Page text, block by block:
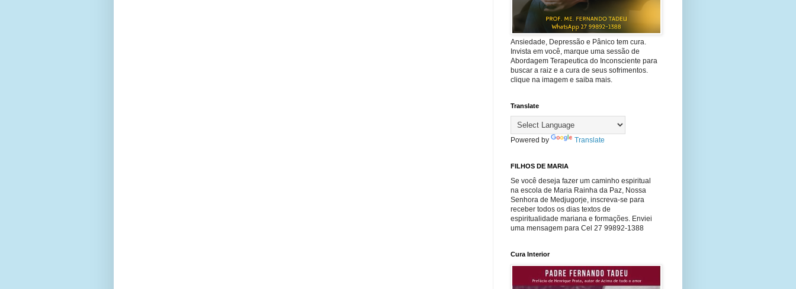
Ansiedade, Depressão e Pânico tem cura.
Invista em você, marque uma sessão de
Abordagem Terapeutica do Inconsciente para
buscar a raiz e a cura de seus sofrimentos.
clique na imagem e saiba mais.
Translate
Powered by Translate
FILHOS DE MARIA
Se você deseja fazer um caminho espiritual
na escola de Maria Rainha da Paz, Nossa
Senhora de Medjugorje, inscreva-se para
receber todos os dias textos de
espiritualidade mariana e formações. Enviei
uma mensagem para Cel 27 99892-1388
Cura Interior